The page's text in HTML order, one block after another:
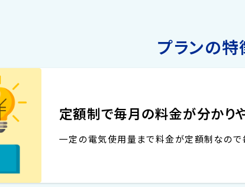
プランの特
定額制で毎月の料金が分かり
一定の電気使用量まで料金が定額制なので